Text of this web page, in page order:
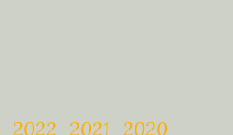
2022 2021
2020